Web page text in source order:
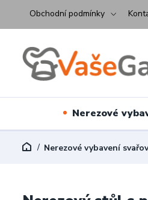
Obchodní podmínky
Nerezové
Nerezové vybavení